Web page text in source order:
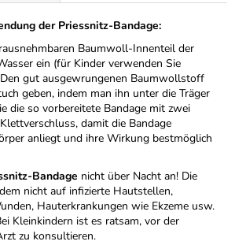
der Priessnitz-Bandage:
Baumwoll-Innenteil der
ein (für Kinder verwenden Sie
gut ausgewrungenen Baumwollstoff
geben, indem man ihn unter die Träger
die so vorbereitete Bandage mit zwei
damit die Bandage
anliegt und ihre Wirkung bestmöglich
Bandage nicht über Nacht an! Die
nicht auf infizierte Hautstellen,
Hauterkrankungen wie Ekzeme usw.
Kleinkindern ist es ratsam, vor der
zu konsultieren.